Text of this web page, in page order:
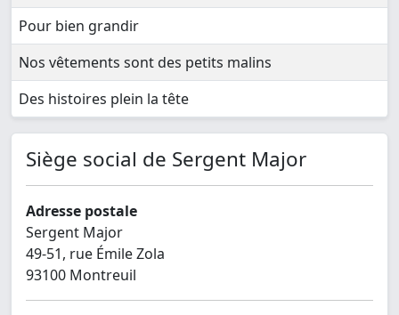
Pour bien grandir
Nos vêtements sont des petits malins
Des histoires plein la tête
Siège social de Sergent Major
Adresse postale
Sergent Major
49-51, rue Émile Zola
93100 Montreuil